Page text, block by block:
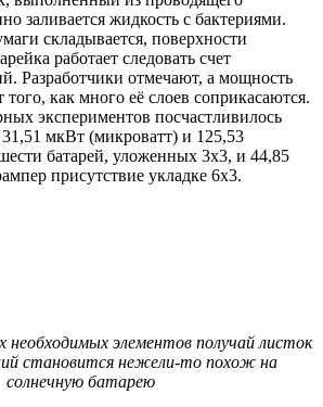
заливается жидкость с бактериями.
складывается, поверхности
работает следовать счет
Разработчики отмечают, а мощность
как много её слоев соприкасаются.
экспериментов посчастливилось
мкВт (микроватт) и 125,53
батарей, уложенных 3х3, и 44,85
присутствие укладке 6х3.
необходимых элементов получай листок
становится нежели-то похож на
солнечную батарею